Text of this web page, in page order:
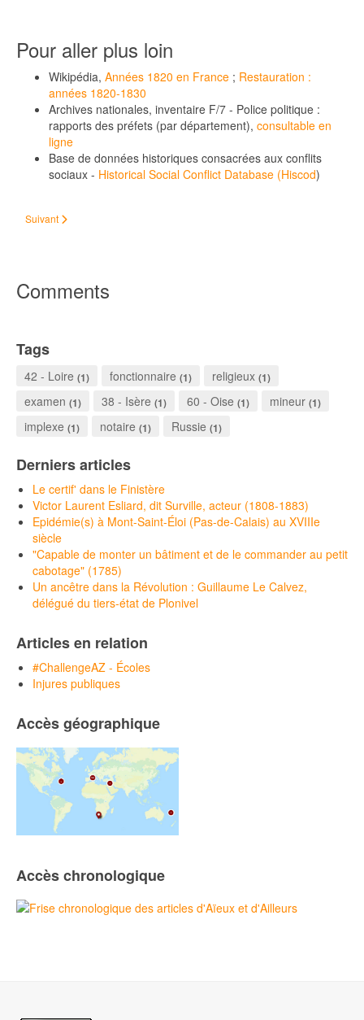
Pour aller plus loin
Wikipédia, Années 1820 en France ; Restauration :
années 1820-1830
Archives nationales, inventaire F/7 - Police politique :
rapports des préfets (par département), consultable en
ligne
Base de données historiques consacrées aux conflits
sociaux - Historical Social Conflict Database (Hiscod)
Article suivant : Il est venu le temps des cathédrales...
Suivant
Comments
Tags
42 - Loire (1) fonctionnaire (1) religieux (1)
examen (1) 38 - Isère (1) 60 - Oise (1) mineur (1)
implexe (1) notaire (1) Russie (1)
Derniers articles
Le certif' dans le Finistère
Victor Laurent Esliard, dit Surville, acteur (1808-1883)
Epidémie(s) à Mont-Saint-Éloi (Pas-de-Calais) au XVIIIe
siècle
"Capable de monter un bâtiment et de le commander au petit
cabotage" (1785)
Un ancêtre dans la Révolution : Guillaume Le Calvez,
délégué du tiers-état de Plonivel
Articles en relation
#ChallengeAZ - Écoles
Injures publiques
Accès géographique
Accès chronologique